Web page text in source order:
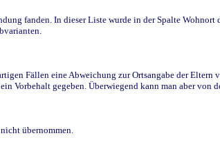
fanden. In dieser Liste wurde in der Spalte Wohnort
Fällen eine Abweichung zur Ortsangabe der
Vorbehalt gegeben. Überwiegend kann man aber von
übernommen.